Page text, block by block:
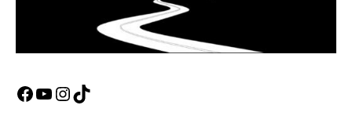
Facebook
YouTube
Instagram